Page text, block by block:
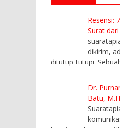
Resensi:
Surat
dikirim,
ditutup-tutupi.
Dr.
Batu,